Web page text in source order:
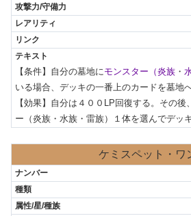
【条件】自分の墓地にモンスター（炎族 ・
いる場合、デッキの一番上のカードを墓地
【効果】自分は４００LP回復する。その後
ー（炎族・水族・雷族）１体を選んでデッ
ケミスペット・ワ